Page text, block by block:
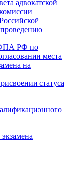
адвокатской
ФПА РФ по
места
на
статуса